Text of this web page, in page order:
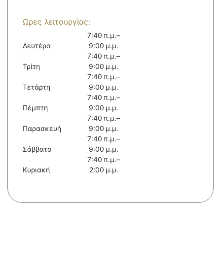
Ώρες λειτουργίας:
Δευτέρα
7:40 π.μ.–
9:00 μ.μ.
Τρίτη
7:40 π.μ.–
9:00 μ.μ.
Τετάρτη
7:40 π.μ.–
9:00 μ.μ.
Πέμπτη
7:40 π.μ.–
9:00 μ.μ.
Παρασκευή
7:40 π.μ.–
9:00 μ.μ.
Σάββατο
7:40 π.μ.–
9:00 μ.μ.
Κυριακή
7:40 π.μ.–
2:00 μ.μ.